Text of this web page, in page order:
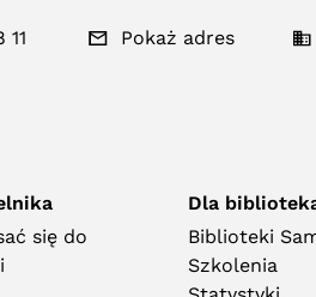
11 Pokaż adres
się do
Dla
Biblioteki
Szkolenia